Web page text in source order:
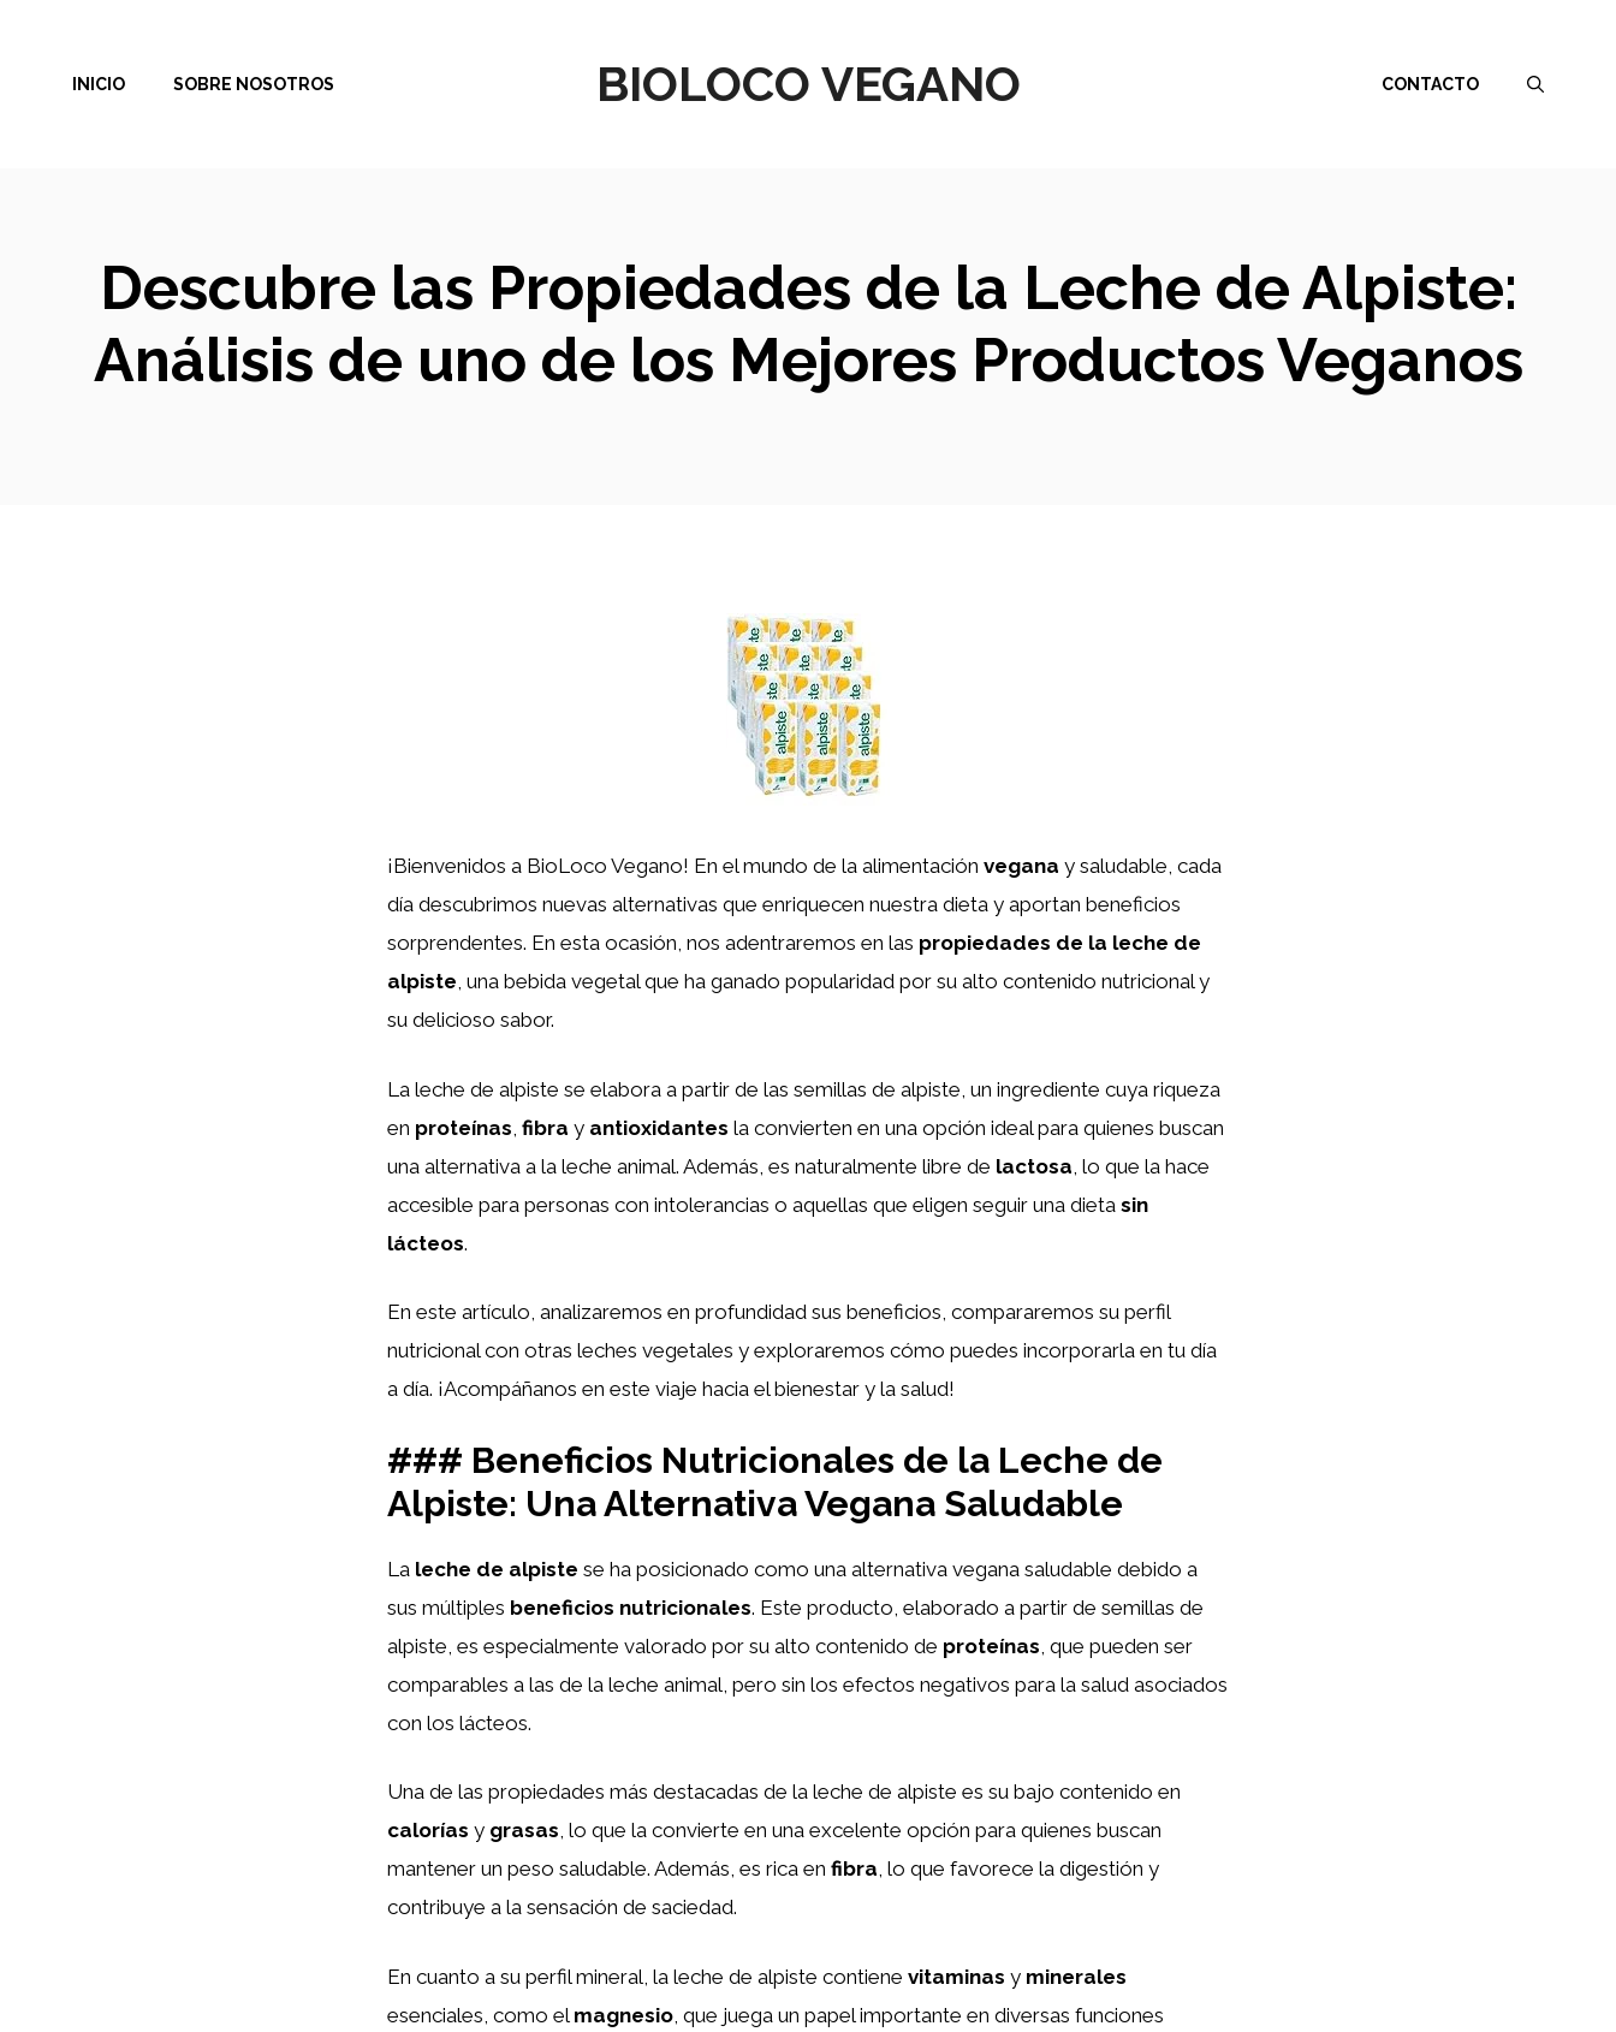
contenido
BIOLOCO VEGANO
INICIO SOBRE NOSOTROS CONTACTO
Descubre las Propiedades de la Leche de Alpiste:
Análisis de uno de los Mejores Productos Veganos
¡Bienvenidos a BioLoco Vegano! En el mundo de la alimentación vegana y saludable, cada
día descubrimos nuevas alternativas que enriquecen nuestra dieta y aportan beneficios
sorprendentes. En esta ocasión, nos adentraremos en las propiedades de la leche de
alpiste, una bebida vegetal que ha ganado popularidad por su alto contenido nutricional y
su delicioso sabor.
La leche de alpiste se elabora a partir de las semillas de alpiste, un ingrediente cuya riqueza
en proteínas fibra y antioxidantes la convierten en una opción ideal para quienes buscan
una alternativa a la leche animal. Además, es naturalmente libre de lactosa , lo que la hace
accesible para personas con intolerancias o aquellas que eligen seguir una dieta sin
lácteos.
En este artículo, analizaremos en profundidad sus beneficios, compararemos su perfil
nutricional con otras leches vegetales y exploraremos cómo puedes incorporarla en tu día
a día. ¡Acompáñanos en este viaje hacia el bienestar y la salud!
### Beneficios Nutricionales de la Leche de
Alpiste: Una Alternativa Vegana Saludable
La leche de alpiste se ha posicionado como una alternativa vegana saludable debido a
sus múltiples beneficios nutricionales. Este producto, elaborado a partir de semillas de
alpiste, es especialmente valorado por su alto contenido de proteínas , que pueden ser
comparables a las de la leche animal, pero sin los efectos negativos para la salud asociados
con los lácteos.
Una de las propiedades más destacadas de la leche de alpiste es su bajo contenido en
calorías y grasas, lo que la convierte en una excelente opción para quienes buscan
mantener un peso saludable. Además, es rica en fibra, lo que favorece la digestión y
contribuye a la sensación de saciedad.
En cuanto a su perfil mineral, la leche de alpiste contiene vitaminas y minerales
esenciales, como el magnesio , que juega un papel importante en diversas funciones